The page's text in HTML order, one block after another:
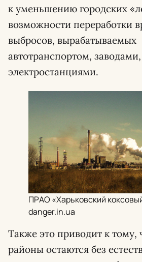
к уменьшению городских
возможности переработки
выбросов, вырабатываемых
автотранспортом,
электростанциями.
ПРАО «Харьковский
danger.in.ua
Также это приводит к
районы остаются без